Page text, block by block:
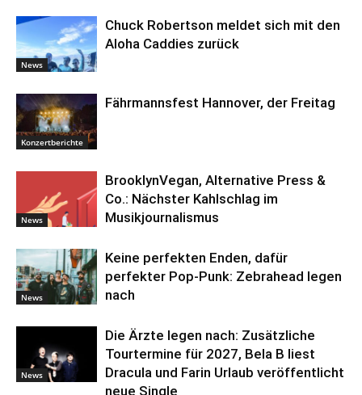
News
Chuck Robertson meldet sich mit den
Aloha Caddies zurück
Konzertberichte
Fährmannsfest Hannover, der Freitag
News
BrooklynVegan, Alternative Press &
Co.: Nächster Kahlschlag im
Musikjournalismus
News
Keine perfekten Enden, dafür
perfekter Pop-Punk: Zebrahead legen
nach
News
Die Ärzte legen nach: Zusätzliche
Tourtermine für 2027, Bela B liest
Dracula und Farin Urlaub veröffentlicht
neue Single